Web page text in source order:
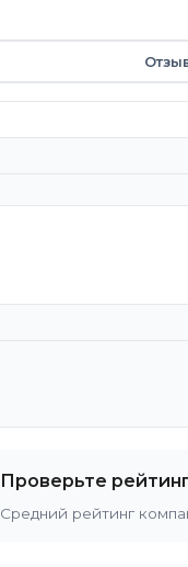
Проверьте
Средний рейтинг